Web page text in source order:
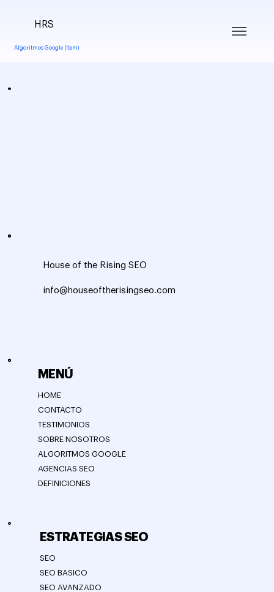
Algoritmos Google (Item)
HRS
MENÚ
HOME
CONTACTO
TESTIMONIOS
SOBRE NOSOTROS
ALGORITMOS GOOGLE
AGENCIAS SEO
DEFINICIONES
ESTRATEGIAS SEO
SEO
SEO BASICO
SEO AVANZADO
House of the Rising SEO
info@houseoftherisingseo.com